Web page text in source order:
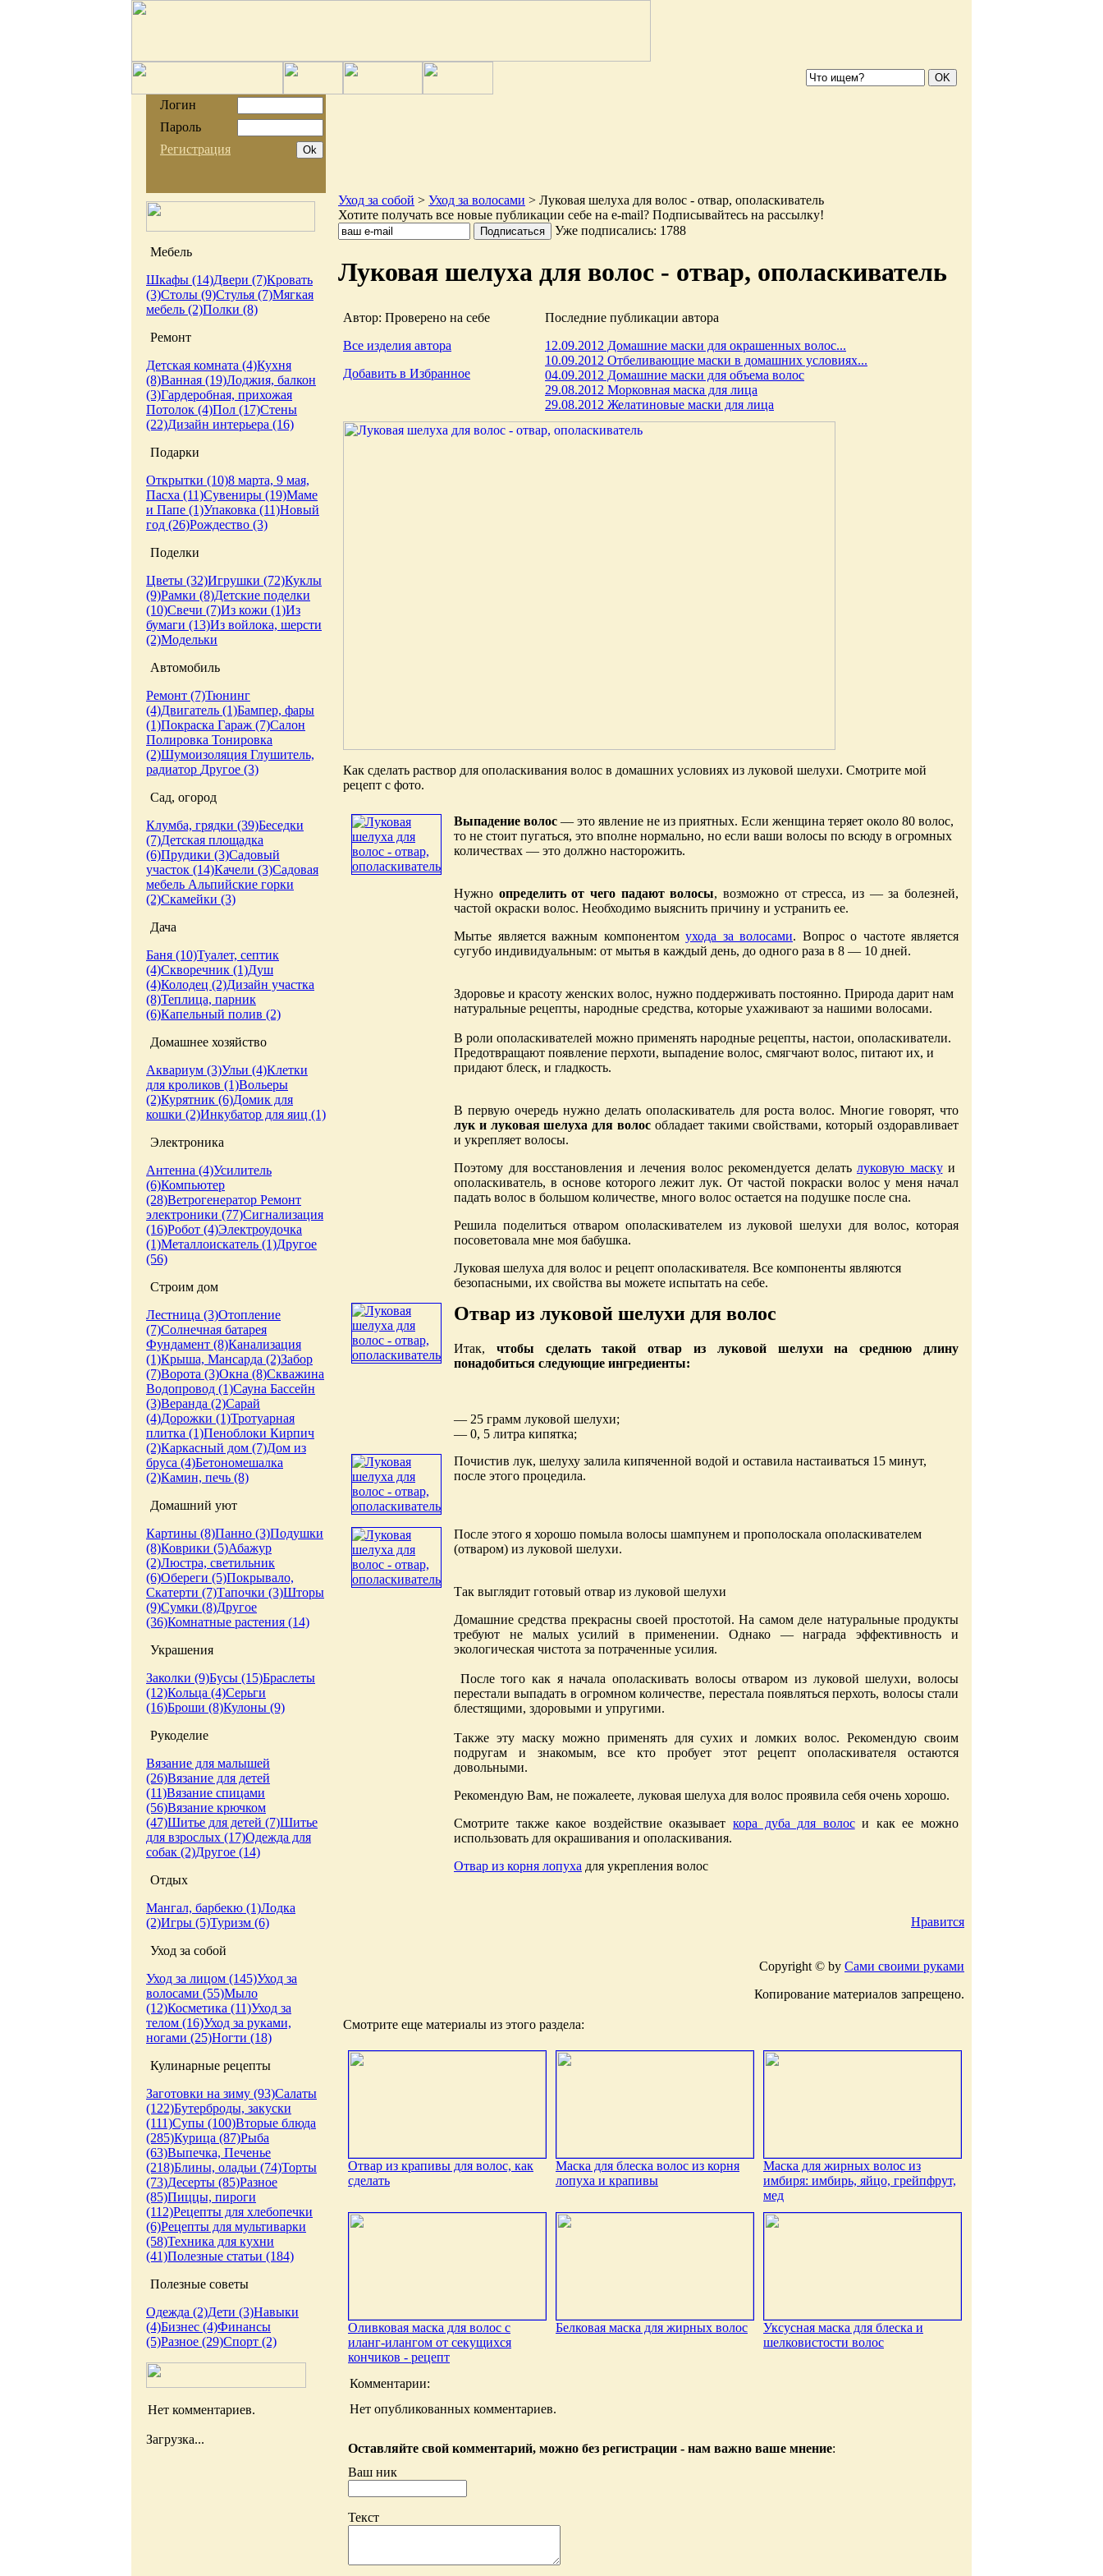
Логин
Пароль
Регистрация
Мебель
Шкафы (14)Двери (7)Кровать
(3)Столы (9)Стулья (7)Мягкая
мебель (2)Полки (8)
Ремонт
Детская комната (4)Кухня
(8)Ванная (19)Лоджия, балкон
(3)Гардеробная, прихожая
Потолок (4)Пол (17)Стены
(22)Дизайн интерьера (16)
Подарки
Открытки (10)8 марта, 9 мая,
Пасха (11)Сувениры (19)Маме
и Папе (1)Упаковка (11)Новый
год (26)Рождество (3)
Поделки
Цветы (32)Игрушки (72)Куклы
(9)Рамки (8)Детские поделки
(10)Свечи (7)Из кожи (1)Из
бумаги (13)Из войлока, шерсти
(2)Модельки
Автомобиль
Ремонт (7)Тюнинг
(4)Двигатель (1)Бампер, фары
(1)Покраска Гараж (7)Салон
Полировка Тонировка
(2)Шумоизоляция Глушитель,
радиатор Другое (3)
Сад, огород
Клумба, грядки (39)Беседки
(7)Детская площадка
(6)Прудики (3)Садовый
участок (14)Качели (3)Садовая
мебель Альпийские горки
(2)Скамейки (3)
Дача
Баня (10)Туалет, септик
(4)Скворечник (1)Душ
(4)Колодец (2)Дизайн участка
(8)Теплица, парник
(6)Капельный полив (2)
Домашнее хозяйство
Аквариум (3)Ульи (4)Клетки
для кроликов (1)Вольеры
(2)Курятник (6)Домик для
кошки (2)Инкубатор для яиц (1)
Электроника
Антенна (4)Усилитель
(6)Компьютер
(28)Ветрогенератор Ремонт
электроники (77)Сигнализация
(16)Робот (4)Электроудочка
(1)Металлоискатель (1)Другое
(56)
Строим дом
Лестница (3)Отопление
(7)Солнечная батарея
Фундамент (8)Канализация
(1)Крыша, Мансарда (2)Забор
(7)Ворота (3)Окна (8)Скважина
Водопровод (1)Сауна Бассейн
(3)Веранда (2)Сарай
(4)Дорожки (1)Тротуарная
плитка (1)Пеноблоки Кирпич
(2)Каркасный дом (7)Дом из
бруса (4)Бетономешалка
(2)Камин, печь (8)
Домашний уют
Картины (8)Панно (3)Подушки
(8)Коврики (5)Абажур
(2)Люстра, светильник
(6)Обереги (5)Покрывало,
Скатерти (7)Тапочки (3)Шторы
(9)Сумки (8)Другое
(36)Комнатные растения (14)
Украшения
Заколки (9)Бусы (15)Браслеты
(12)Кольца (4)Серьги
(16)Броши (8)Кулоны (9)
Рукоделие
Вязание для малышей
(26)Вязание для детей
(11)Вязание спицами
(56)Вязание крючком
(47)Шитье для детей (7)Шитье
для взрослых (17)Одежда для
собак (2)Другое (14)
Отдых
Мангал, барбекю (1)Лодка
(2)Игры (5)Туризм (6)
Уход за собой
Уход за лицом (145)Уход за
волосами (55)Мыло
(12)Косметика (11)Уход за
телом (16)Уход за руками,
ногами (25)Ногти (18)
Кулинарные рецепты
Заготовки на зиму (93)Салаты
(122)Бутерброды, закуски
(111)Супы (100)Вторые блюда
(285)Курица (87)Рыба
(63)Выпечка, Печенье
(218)Блины, оладьи (74)Торты
(73)Десерты (85)Разное
(85)Пиццы, пироги
(112)Рецепты для хлебопечки
(6)Рецепты для мультиварки
(58)Техника для кухни
(41)Полезные статьи (184)
Полезные советы
Одежда (2)Дети (3)Навыки
(4)Бизнес (4)Финансы
(5)Разное (29)Спорт (2)
Нет комментариев.
Загрузка...
Уход за собой > Уход за волосами > Луковая шелуха для волос - отвар, ополаскиватель
Хотите получать все новые публикации себе на e-mail? Подписывайтесь на рассылку!
Уже подписались: 1788
Луковая шелуха для волос - отвар, ополаскиватель
Автор: Проверено на себе
Все изделия автора
Добавить в Избранное
Последние публикации автора
12.09.2012 Домашние маски для окрашенных волос...
10.09.2012 Отбеливающие маски в домашних условиях...
04.09.2012 Домашние маски для объема волос
29.08.2012 Морковная маска для лица
29.08.2012 Желатиновые маски для лица
Как сделать раствор для ополаскивания волос в домашних условиях из луковой шелухи. Смотрите мой
рецепт с фото.
Выпадение волос — это явление не из приятных. Если женщина теряет около 80 волос,
то не стоит пугаться, это вполне нормально, но если ваши волосы по всюду в огромных
количествах — это должно насторожить.
Нужно определить от чего падают волосы, возможно от стресса, из — за болезней,
частой окраски волос. Необходимо выяснить причину и устранить ее.
Мытье является важным компонентом ухода за волосами. Вопрос о частоте является
сугубо индивидуальным: от мытья в каждый день, до одного раза в 8 — 10 дней.
Здоровье и красоту женских волос, нужно поддерживать постоянно. Природа дарит нам
натуральные рецепты, народные средства, которые ухаживают за нашими волосами.
В роли ополаскивателей можно применять народные рецепты, настои, ополаскиватели.
Предотвращают появление перхоти, выпадение волос, смягчают волос, питают их, и
придают блеск, и гладкость.
В первую очередь нужно делать ополаскиватель для роста волос. Многие говорят, что
лук и луковая шелуха для волос обладает такими свойствами, который оздоравливает
и укрепляет волосы.
Поэтому для восстановления и лечения волос рекомендуется делать луковую маскуи
ополаскиватель, в основе которого лежит лук. От частой покраски волос у меня начал
падать волос в большом количестве, много волос остается на подушке после сна.
Решила поделиться отваром ополаскивателем из луковой шелухи для волос, которая
посоветовала мне моя бабушка.
Луковая шелуха для волос и рецепт ополаскивателя. Все компоненты являются
безопасными, их свойства вы можете испытать на себе.
Отвар из луковой шелухи для волос
Итак, чтобы сделать такой отвар из луковой шелухи на среднюю длину
понадобиться следующие ингредиенты:
— 25 грамм луковой шелухи;
— 0, 5 литра кипятка;
Почистив лук, шелуху залила кипяченной водой и оставила настаиваться 15 минут,
после этого процедила.
После этого я хорошо помыла волосы шампунем и прополоскала ополаскивателем
(отваром) из луковой шелухи.
Так выглядит готовый отвар из луковой шелухи
Домашние средства прекрасны своей простотой. На самом деле натуральные продукты
требуют не малых усилий в применении. Однако — награда эффективность и
экологическая чистота за потраченные усилия.
После того как я начала ополаскивать волосы отваром из луковой шелухи, волосы
перестали выпадать в огромном количестве, перестала появляться перхоть, волосы стали
блестящими, здоровыми и упругими.
Также эту маску можно применять для сухих и ломких волос. Рекомендую своим
подругам и знакомым, все кто пробует этот рецепт ополаскивателя остаются
довольными.
Рекомендую Вам, не пожалеете, луковая шелуха для волос проявила себя очень хорошо.
Смотрите также какое воздействие оказывает кора дуба для волоси как ее можно
использовать для окрашивания и ополаскивания.
Отвар из корня лопуха для укрепления волос
Нравится
Copyright © by Сами своими руками
Копирование материалов запрещено.
Смотрите еще материалы из этого раздела:
Отвар из крапивы для волос, как
сделать
Маска для блеска волос из корня
лопуха и крапивы
Маска для жирных волос из
имбиря: имбирь, яйцо, грейпфрут,
мед
Оливковая маска для волос с
иланг-илангом от секущихся
кончиков - рецепт
Белковая маска для жирных волос
Уксусная маска для блеска и
шелковистости волос
Комментарии:
Нет опубликованных комментариев.
Оставляйте свой комментарий, можно без регистрации - нам важно ваше мнение:
Ваш ник
Текст